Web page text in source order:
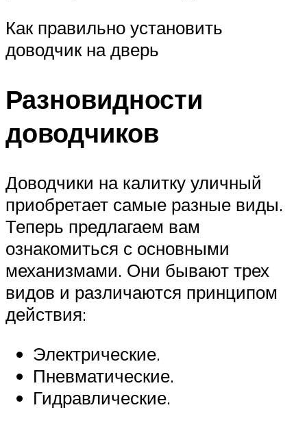
Как правильно установить
доводчик на дверь
Разновидности
доводчиков
Доводчики на калитку уличный
приобретает самые разные виды.
Теперь предлагаем вам
ознакомиться с основными
механизмами. Они бывают трех
видов и различаются принципом
действия:
Электрические.
Пневматические.
Гидравлические.